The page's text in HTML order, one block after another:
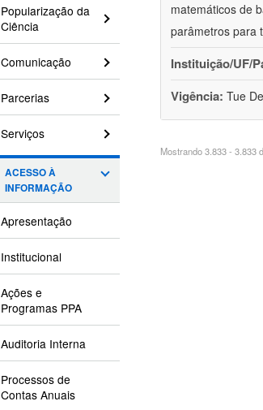
Popularização da
Ciência
Comunicação
Parcerias
Serviços
ACESSO À
INFORMAÇÃO
Apresentação
Institucional
Ações e
Programas PPA
Auditoria Interna
Processos de
Contas Anuais
matemáticos de
parâmetros para
Instituição/UF/
Vigência: Tue
Mostrando 3.833 - 3.833